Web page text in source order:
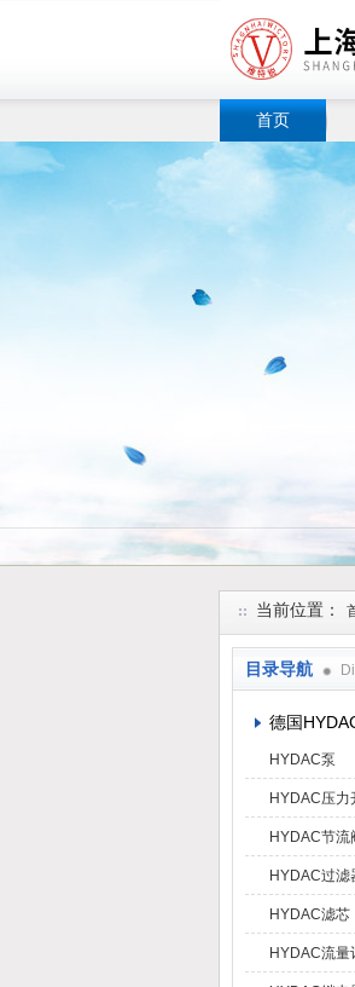
上海维特锐实业发展
首页
当前位置：
目录导航
德国
HYDAC泵
HYDAC压力
HYDAC节流
HYDAC过滤
HYDAC滤芯
HYDAC流量